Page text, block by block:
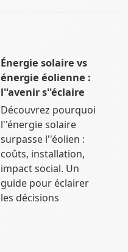
Énergie solaire vs
énergie éolienne :
l''avenir s''éclaire
Découvrez pourquoi
l''énergie solaire
surpasse l''éolien :
coûts, installation,
impact social. Un
guide pour éclairer
les décisions